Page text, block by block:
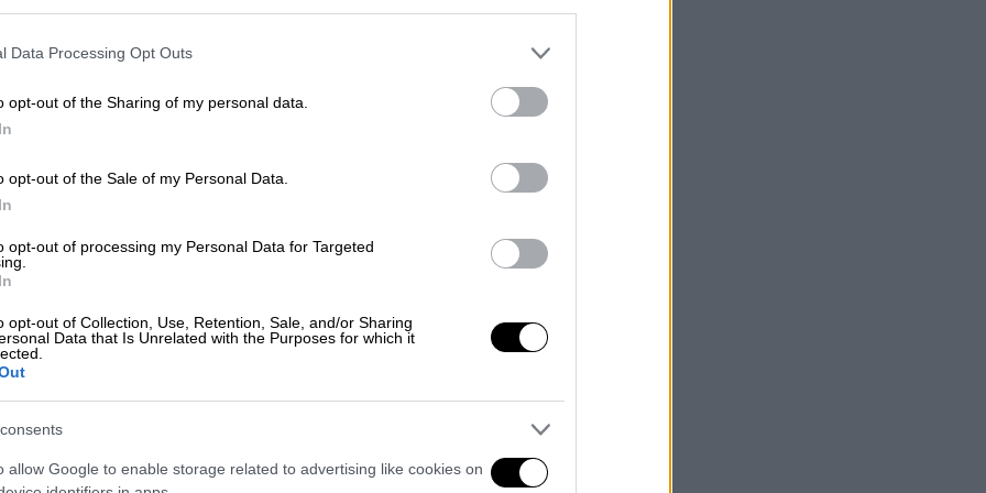
Data Processing Opt Outs
opt-out of the Sharing of my personal data.
opt-out of the Sale of my Personal Data.
opt-out of processing my Personal Data for Targeted
opt-out of Collection, Use, Retention, Sale, and/or Sharing
Data that Is Unrelated with the Purposes for which it
allow Google to enable storage related to advertising like cookies on
και να σου λέει "ότι ο σκηνοθέτης
γιατί ανησυχεί ότι δεν θα βγάλεις την
ημερομηνία γεννήσει η σύζυγός
ακόμα μετά από δεκαετίες να
κατά την περίοδο της εγκυμοσύνης
και περιπτώσεις απολύσεων
με σκοπό να μη βλάψουν (με την